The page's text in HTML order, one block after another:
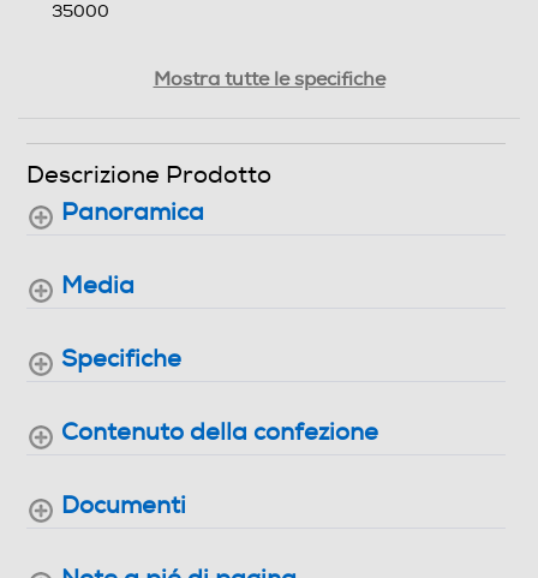
35000
Manuale
Durata lampade-h
Numero HDMI Totali
Mostra tutte le specifiche
Descrizione Prodotto
Panoramica
Media
Specifiche
Contenuto della confezione
Documenti